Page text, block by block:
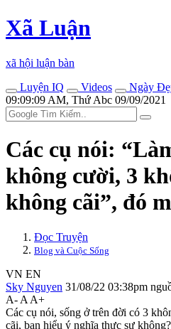
Xã Luận
xã hội luận bàn
Luyện IQ
Videos
Ngày
09:09:09 AM, Thứ Abc 09/09/2021
Các cụ nói:
không cười, 3
không cãi”, đó
Đọc Truyện
Blog và Cuộc Sống
VN EN
Sky Nguyen 31/08/22 03:38pm
A- A A+
Các cụ nói, sống ở trên đời có 3
cãi, bạn hiểu ý nghĩa thực sự không?